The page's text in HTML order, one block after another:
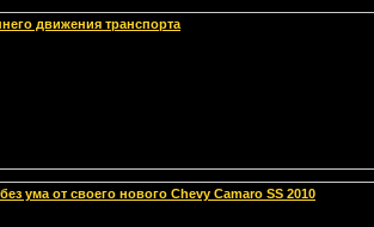
движения транспорта
ума от своего нового Chevy Camaro SS 2010